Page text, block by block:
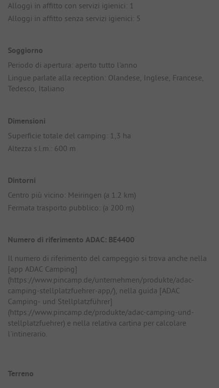
Alloggi in affitto con servizi igienici: 1
Alloggi in affitto senza servizi igienici: 5
Soggiorno
Periodo di apertura: aperto tutto l'anno
Lingue parlate alla reception: Olandese, Inglese, Francese,
Tedesco, Italiano
Dimensioni
Superficie totale del camping: 1,3 ha
Altezza s.l.m.: 600 m
Dintorni
Centro più vicino: Meiringen (a 1.2 km)
Fermata trasporto pubblico: (a 200 m)
Numero di riferimento ADAC: BE4400
Il numero di riferimento del campeggio si trova anche nella
[app ADAC Camping]
(https://www.pincamp.de/unternehmen/produkte/adac-
camping-stellplatzfuehrer-app/), nella guida [ADAC
Camping- und Stellplatzführer]
(https://www.pincamp.de/produkte/adac-camping-und-
stellplatzfuehrer) e nella relativa cartina per calcolare
l'intinerario.
Terreno